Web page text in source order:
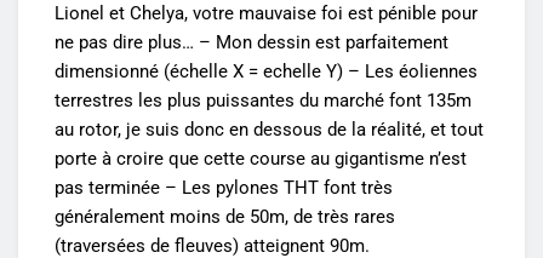
Lionel et Chelya, votre mauvaise foi est pénible pour
ne pas dire plus… – Mon dessin est parfaitement
dimensionné (échelle X = echelle Y) – Les éoliennes
terrestres les plus puissantes du marché font 135m
au rotor, je suis donc en dessous de la réalité, et tout
porte à croire que cette course au gigantisme n’est
pas terminée – Les pylones THT font très
généralement moins de 50m, de très rares
(traversées de fleuves) atteignent 90m.